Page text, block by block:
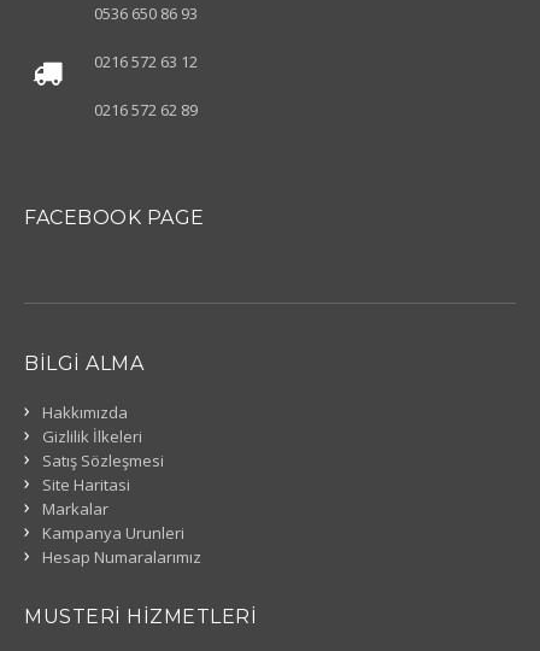
0536 650 86 93
0216 572 63 12
0216 572 62 89
FACEBOOK PAGE
BILGI ALMA
Hakkımızda
Gizlilik İlkeleri
Satış Sözleşmesi
Site Haritasi
Markalar
Kampanya Urunleri
Hesap Numaralarımız
MUSTERI HIZMETLERI